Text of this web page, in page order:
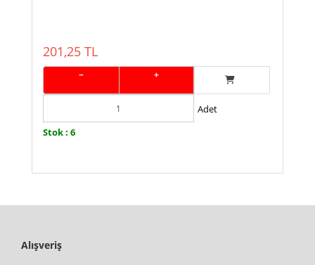
201,25 TL
− +
Adet
Stok : 6
Alışveriş